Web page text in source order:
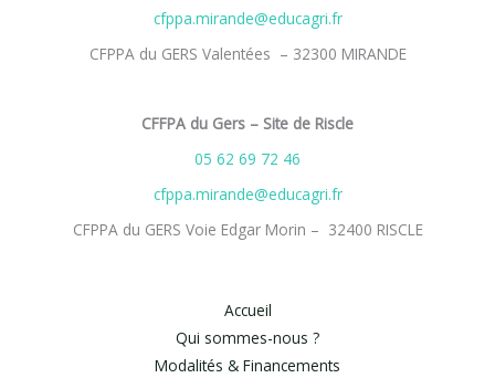
cfppa.mirande@educagri.fr
CFPPA du GERS Valentées – 32300 MIRANDE
CFFPA du Gers – Site de Riscle
05 62 69 72 46
cfppa.mirande@educagri.fr
CFPPA du GERS Voie Edgar Morin – 32400 RISCLE
Accueil
Qui sommes-nous ?
Modalités & Financements